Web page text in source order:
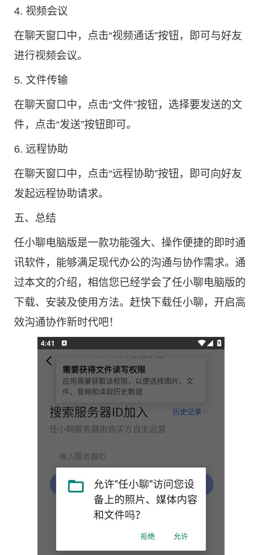
4. 视频会议
在聊天窗口中，点击“视频通话”按钮，即可与好友
进行视频会议。
5. 文件传输
在聊天窗口中，点击“文件”按钮，选择要发送的文
件，点击“发送”按钮即可。
6. 远程协助
在聊天窗口中，点击“远程协助”按钮，即可向好友
发起远程协助请求。
五、总结
任小聊电脑版是一款功能强大、操作便捷的即时通
讯软件，能够满足现代办公的沟通与协作需求。通
过本文的介绍，相信您已经学会了任小聊电脑版的
下载、安装及使用方法。赶快下载任小聊，开启高
效沟通协作新时代吧！